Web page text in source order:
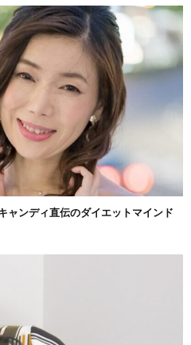
ャンディ直伝のダイエットマインド